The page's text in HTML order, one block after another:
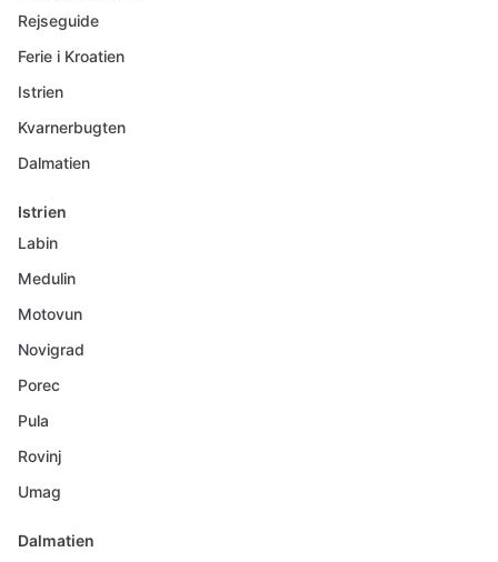
Rejseguide
Ferie i Kroatien
Istrien
Kvarnerbugten
Dalmatien
Istrien
Labin
Medulin
Motovun
Novigrad
Porec
Pula
Rovinj
Umag
Dalmatien